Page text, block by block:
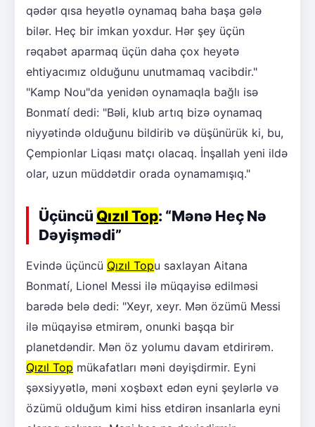
qədər qısa heyətlə oynamaq baha başa gələ
bilər. Heç bir imkan yoxdur. Hər şey üçün
rəqabət aparmaq üçün daha çox heyətə
ehtiyacımız olduğunu unutmamaq vacibdir."
"Kamp Nou"da yenidən oynamaqla bağlı isə
Bonmatí dedi: "Bəli, klub artıq bizə oynamaq
niyyətində olduğunu bildirib və düşünürük ki, bu,
Çempionlar Liqası matçı olacaq. İnşallah yeni ildə
olar, uzun müddətdir orada oynamamışıq."
Üçüncü Qızıl Top: “Mənə Heç Nə
Dəyişmədi”
Evində üçüncü Qızıl Topu saxlayan Aitana
Bonmatí, Lionel Messi ilə müqayisə edilməsi
barədə belə dedi: "Xeyr, xeyr. Mən özümü Messi
ilə müqayisə etmirəm, onunki başqa bir
planetdəndir. Mən öz yolumu davam etdirirəm.
Qızıl Top mükafatları məni dəyişdirmir. Eyni
şəxsiyyətlə, məni xoşbəxt edən eyni şeylərlə və
özümü olduğum kimi hiss etdirən insanlarla eyni